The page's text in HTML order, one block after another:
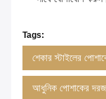
Tags:
শেকার স্টাইলের
আধুনিক পোশাকের